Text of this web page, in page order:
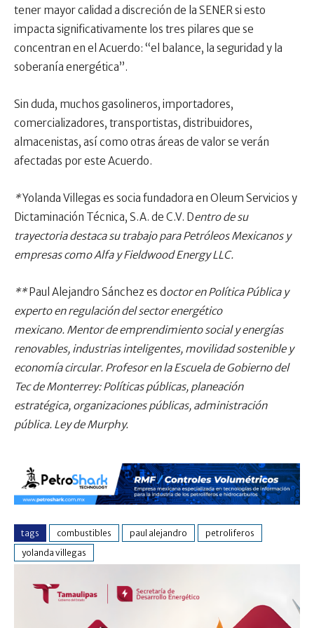
tener mayor calidad a discreción de la SENER si esto
impacta significativamente los tres pilares que se
concentran en el Acuerdo: “el balance, la seguridad y la
soberanía energética”.
Sin duda, muchos gasolineros, importadores,
comercializadores, transportistas, distribuidores,
almacenistas, así como otras áreas de valor se verán
afectadas por este Acuerdo.
*Yolanda Villegas es socia fundadora en Oleum Servicios y
Dictaminación Técnica, S.A. de C.V. Dentro de su
trayectoria destaca su trabajo para Petróleos Mexicanos y
empresas como Alfa y Fieldwood Energy LLC.
**Paul Alejandro Sánchez es doctor en Política Pública y
experto en regulación del sector energético
mexicano. Mentor de emprendimiento social y energías
renovables, industrias inteligentes, movilidad sostenible y
economía circular. Profesor en la Escuela de Gobierno del
Tec de Monterrey: Políticas públicas, planeación
estratégica, organizaciones públicas, administración
pública. Ley de Murphy.
tags combustibles paul alejandro
petroliferos
yolanda villegas